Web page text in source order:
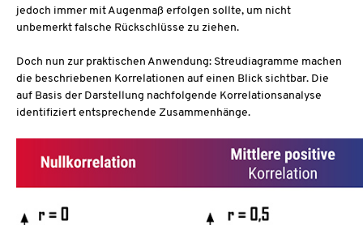
jedoch immer mit Augenmaß erfolgen sollte, um nicht
unbemerkt falsche Rückschlüsse zu ziehen.
Doch nun zur praktischen Anwendung: Streudiagramme machen
die beschriebenen Korrelationen auf einen Blick sichtbar. Die
auf Basis der Darstellung nachfolgende Korrelationsanalyse
identifiziert entsprechende Zusammenhänge.